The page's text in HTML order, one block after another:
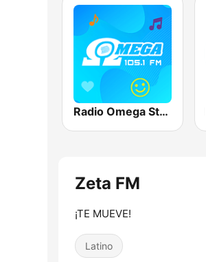
Radio Omega Stereo
Zeta FM
¡TE MUEVE!
Latino